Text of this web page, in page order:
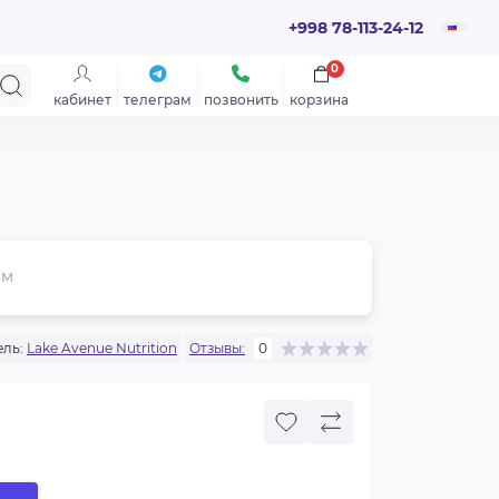
+998 78-113-24-12
кабинет телеграм позвонить корзина
0
Lake Avenue Nutrition Отзывы: 0